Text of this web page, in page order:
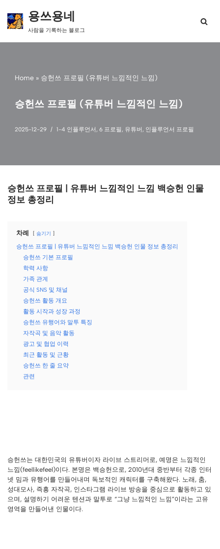
콘
용쓰용네
사람을 기록하는 블로그
Home » 승헌쓰 프로필 (유튜버 느낌적인 느낌)
승헌쓰 프로필 (유튜버 느낌적인 느낌)
2025-12-29 1-4 인플루언서 , 6 프로필 , 유튜버 , 인플루언서 프로필
승헌쓰 프로필 | 유튜버 느낌적인 느낌 백승헌 인물
정보 총정리
차례 숨기기
승헌쓰 프로필 | 유튜버 느낌적인 느낌 백승헌 인물 정보 총정리
승헌쓰 기본 프로필
학력 사항
가족 관계
공식 SNS 및 채널
승헌쓰 활동 개요
활동 시작과 성장 과정
승헌쓰 유행어와 말투 특징
자작곡 및 음악 활동
광고 및 협업 이력
최근 활동 및 근황
승헌쓰 한 줄 요약
관련
승헌쓰는 대한민국의 유튜버이자 라이브 스트리머로, 예명은 느낌적인
느낌(feellikefeel)이다. 본명은 백승헌으로, 2010년대 중반부터 각종 인터
넷 밈과 유행어를 만들어내며 독보적인 캐릭터를 구축해왔다. 노래, 춤,
성대모사, 즉흥 자작곡, 인스타그램 라이브 방송을 중심으로 활동하고 있
으며, 설명하기 어려운 텐션과 말투로 “그냥 느낌적인 느낌”이라는 고유
영역을 만들어낸 인물이다.